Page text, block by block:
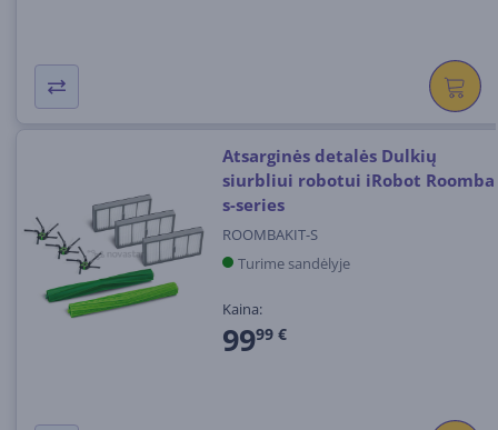
Atsarginės detalės Dulkių
siurbliui robotui iRobot Roomba
s-series
ROOMBAKIT-S
Turime sandėlyje
Kaina:
9999 €